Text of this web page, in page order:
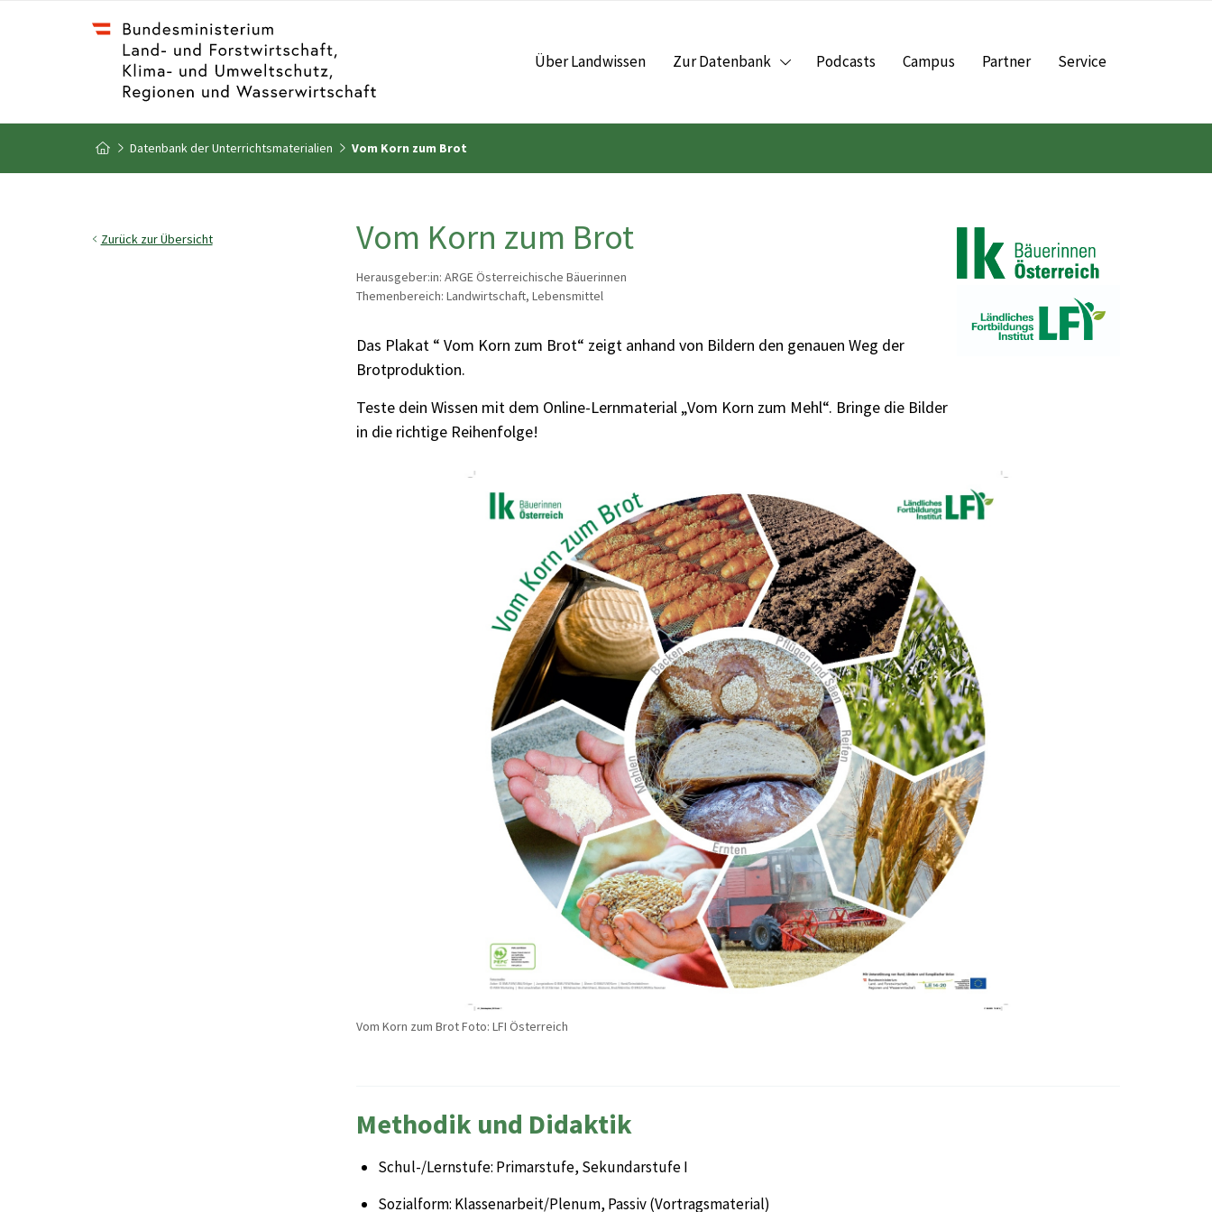
Zum Inhalt
Zum Inhaltsverzeichnis
Zur Startseite
Über Landwissen Zur Datenbank Podcasts Campus Partner Service
Datenbank der Unterrichtsmaterialien Vom Korn zum Brot
Zurück zur Übersicht Vom Korn zum Brot
Herausgeber:in: ARGE Österreichische Bäuerinnen
Themenbereich: Landwirtschaft, Lebensmittel
Das Plakat “ Vom Korn zum Brot“ zeigt anhand von Bildern den genauen Weg der
Brotproduktion.
Teste dein Wissen mit dem Online-Lernmaterial „Vom Korn zum Mehl“. Bringe die Bilder
in die richtige Reihenfolge!
Vom Korn zum Brot Foto: LFI Österreich
Methodik und Didaktik
Schul-/Lernstufe: Primarstufe, Sekundarstufe I
Sozialform: Klassenarbeit/Plenum, Passiv (Vortragsmaterial)